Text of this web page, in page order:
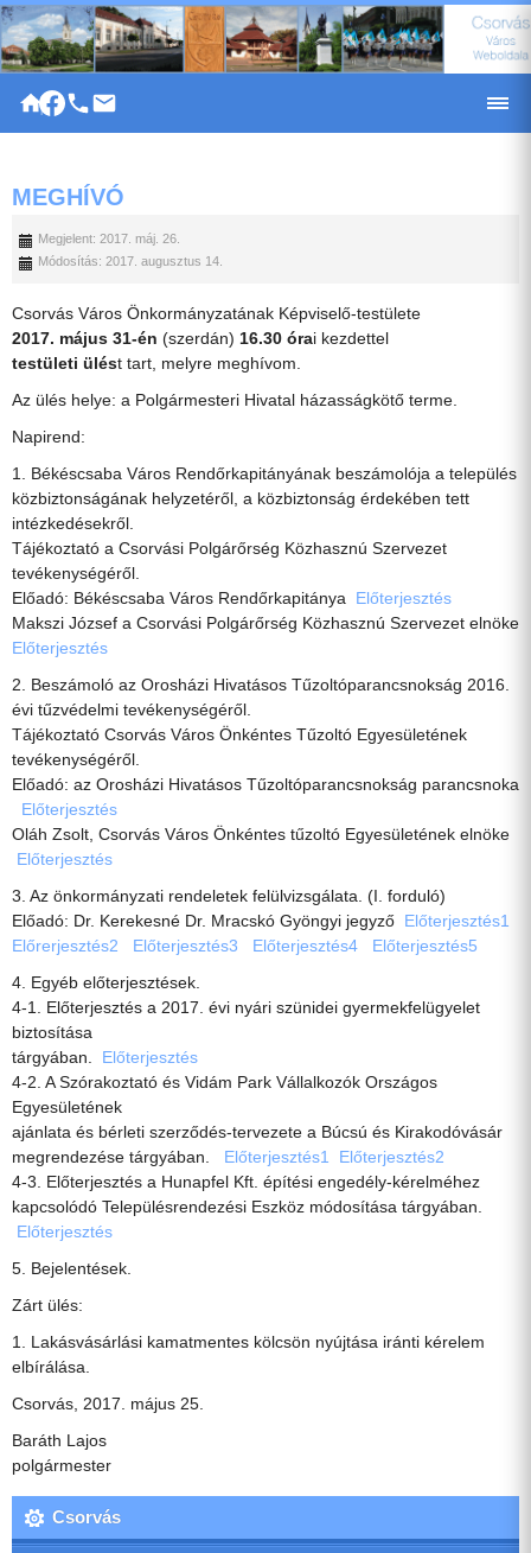
|
MEGHÍVÓ
Megjelent: 2017. máj. 26.
Módosítás: 2017. augusztus 14.
Csorvás Város Önkormányzatának Képviselő-testülete
2017. május 31-én (szerdán) 16.30 órai kezdettel
testületi ülést tart, melyre meghívom.
Az ülés helye: a Polgármesteri Hivatal házasságkötő terme.
Napirend:
1. Békéscsaba Város Rendőrkapitányának beszámolója a település
közbiztonságának helyzetéről, a közbiztonság érdekében tett
intézkedésekről.
Tájékoztató a Csorvási Polgárőrség Közhasznú Szervezet
tevékenységéről.
Előadó: Békéscsaba Város Rendőrkapitánya Előterjesztés
Makszi József a Csorvási Polgárőrség Közhasznú Szervezet elnöke
Előterjesztés
2. Beszámoló az Orosházi Hivatásos Tűzoltóparancsnokság 2016.
évi tűzvédelmi tevékenységéről.
Tájékoztató Csorvás Város Önkéntes Tűzoltó Egyesületének
tevékenységéről.
Előadó: az Orosházi Hivatásos Tűzoltóparancsnokság parancsnoka
Előterjesztés
Oláh Zsolt, Csorvás Város Önkéntes tűzoltó Egyesületének elnöke
Előterjesztés
3. Az önkormányzati rendeletek felülvizsgálata. (I. forduló)
Előadó: Dr. Kerekesné Dr. Mracskó Gyöngyi jegyző Előterjesztés1
Előrerjesztés2
Előterjesztés3 Előterjesztés4
Előterjesztés5
4. Egyéb előterjesztések.
4-1. Előterjesztés a 2017. évi nyári szünidei gyermekfelügyelet
biztosítása
tárgyában. Előterjesztés
4-2. A Szórakoztató és Vidám Park Vállalkozók Országos
Egyesületének
ajánlata és bérleti szerződés-tervezete a Búcsú és Kirakodóvásár
megrendezése tárgyában. Előterjesztés1
Előterjesztés2
4-3. Előterjesztés a Hunapfel Kft. építési engedély-kérelméhez
kapcsolódó Településrendezési Eszköz módosítása tárgyában.
Előterjesztés
5. Bejelentések.
Zárt ülés:
1. Lakásvásárlási kamatmentes kölcsön nyújtása iránti kérelem
elbírálása.
Csorvás, 2017. május 25.
Baráth Lajos
polgármester
Csorvás